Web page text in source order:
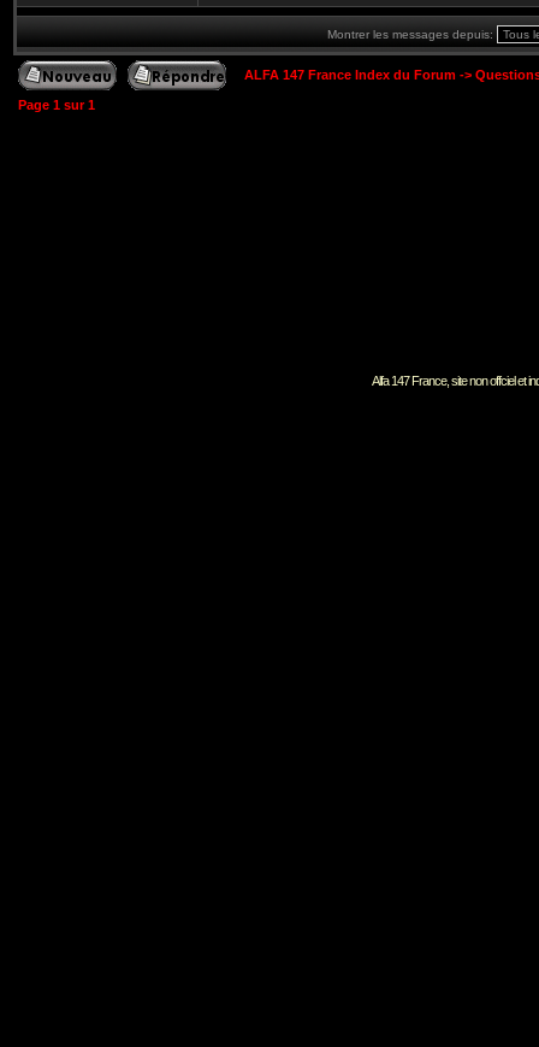
Montrer les messages depuis:
ALFA 147 France Index du Forum ->
Page 1 sur1
Alfa 147 France, site non offciel et